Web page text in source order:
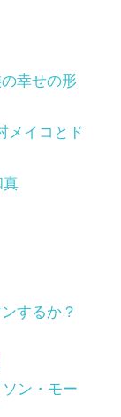
幸せの形
メイコとド
するか？
ン・モー